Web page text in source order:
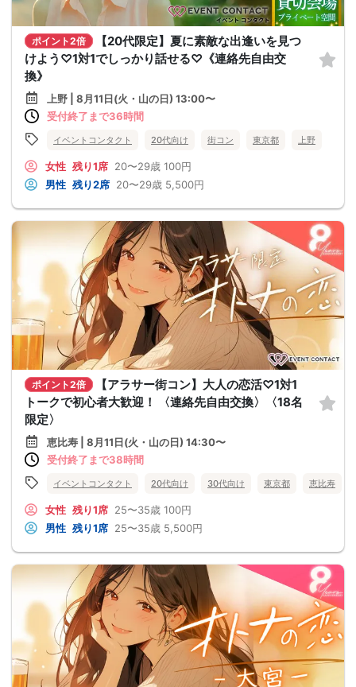
ポイント2倍
【20代限定】夏に素敵な出逢いを見つ
けよう♡1対1でしっかり話せる♡《連絡先自由交
換》
上野 | 8月11日(火・山の日) 13:00〜
受付終了まで36時間
イベントコンタクト 20代向け 街コン 東京都 上野
女性 残り1席 20〜29歳 100円
男性 残り2席 20〜29歳 5,500円
ポイント2倍
【アラサー街コン】大人の恋活♡1対1
トークで初心者大歓迎！ 〈連絡先自由交換〉〈18名
限定〉
恵比寿 | 8月11日(火・山の日) 14:30〜
受付終了まで38時間
イベントコンタクト 20代向け 30代向け 東京都 恵比寿
女性 残り1席 25〜35歳 100円
男性 残り1席 25〜35歳 5,500円